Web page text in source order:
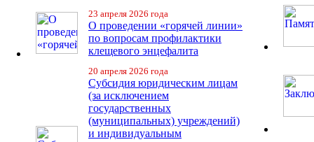
23 апреля 2026 года
О проведении «горячей линии»
по вопросам профилактики
клещевого энцефалита
20 апреля 2026 года
Субсидия юридическим лицам
(за исключением
государственных
(муниципальных) учреждений)
и индивидуальным